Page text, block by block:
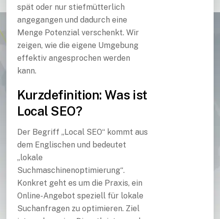
spät oder nur stiefmütterlich
angegangen und dadurch eine
Menge Potenzial verschenkt. Wir
zeigen, wie die eigene Umgebung
effektiv angesprochen werden
kann.
Kurzdefinition: Was ist
Local SEO?
Der Begriff „Local SEO“ kommt aus
dem Englischen und bedeutet
„lokale
Suchmaschinenoptimierung“.
Konkret geht es um die Praxis, ein
Online-Angebot speziell für lokale
Suchanfragen zu optimieren. Ziel